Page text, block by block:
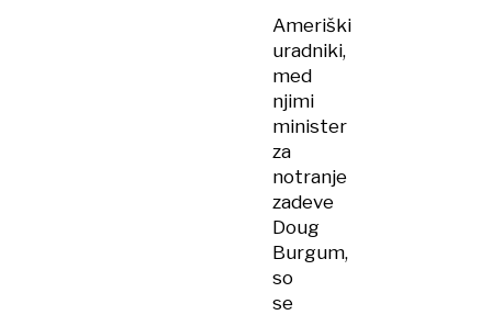
valuti
Ameriški
uradniki,
med
njimi
minister
za
notranje
zadeve
Doug
Burgum,
so
se